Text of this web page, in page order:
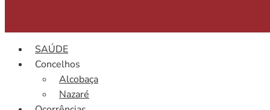
SAÚDE
Concelhos
Alcobaça
Nazaré